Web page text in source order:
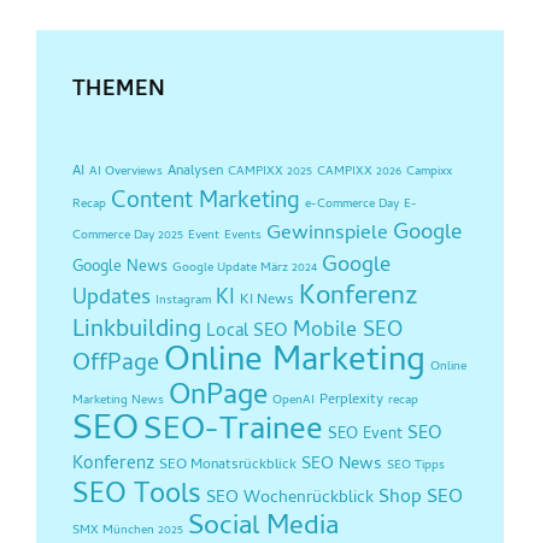
THEMEN
AI AI Overviews Analysen CAMPIXX 2025 CAMPIXX 2026 Campixx
Recap Content Marketing e-Commerce Day E-
Commerce Day 2025 Event Events Gewinnspiele Google
Google News Google Update März 2024 Google
Updates Instagram KI KI News Konferenz
Linkbuilding Local SEO Mobile SEO
OffPageOnline Marketing Online
Marketing News OnPage OpenAI Perplexity recap
SEOSEO-Trainee SEO Event SEO
Konferenz SEO Monatsrückblick SEO News SEO Tipps
SEO Tools SEO Wochenrückblick Shop SEO
SMX München 2025 Social Media